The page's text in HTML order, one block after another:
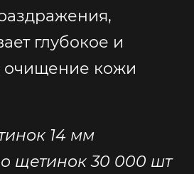
глубокое и
кожи
14 мм
щетинок 30 000 шт